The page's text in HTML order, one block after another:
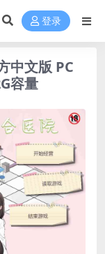
登录
中文版 PC
容量